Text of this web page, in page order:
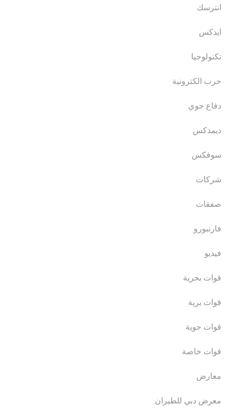
انترسك
ايدكس
تكنولوجيا
حرب الكترونية
دفاع جوي
ديمدكس
سوفكس
شركات
صفقات
فارنبورو
فيديو
قوات بحرية
قوات برية
قوات جوية
قوات خاصة
معارض
معرض دبي للطيران